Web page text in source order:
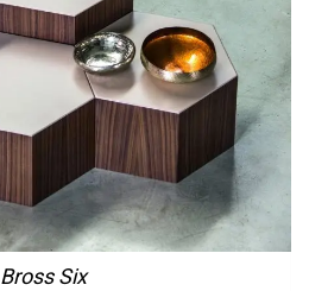
Bross Six